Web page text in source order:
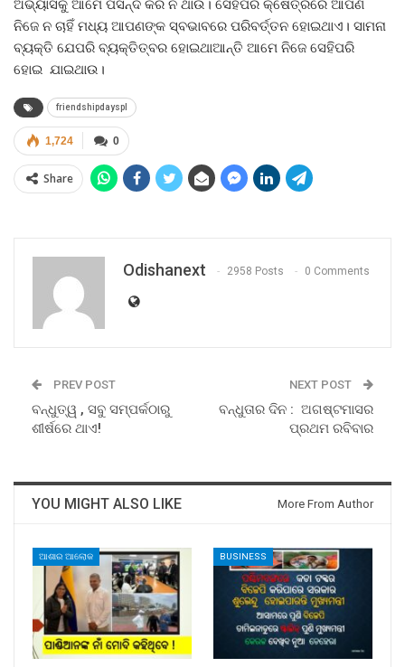
ନିଜେ ନ ଚାହିଁ ମଧ୍ୟ ଆପଣଙ୍କ ସ୍ବଭାବରେ ପରିବର୍ତ୍ତନ ହୋଇଥାଏ। ସାମନା
ବ୍ୟକ୍ତି ଯେପରି ବ୍ୟକ୍ତିତ୍ବର ହୋଇଥାଆନ୍ତି ଆମେ ନିଜେ ସେହିପରି
ହୋଇ ଯାଇଥାଉ।
friendshipdayspl
0
1,724
Share
Odishanext 2958 Posts 0 Comments
PREV POST
ବନ୍ଧୁତ୍ୱ , ସବୁ ସମ୍ପର୍କଠାରୁ
ଶୀର୍ଷରେ ଥାଏ!
NEXT POST
ବନ୍ଧୁତାର ଦିନ : ଅଗଷ୍ଟମାସର
ପ୍ରଥମ ରବିବାର
YOU MIGHT ALSO LIKE More From Author
ଆଶାର ଆଲୋକ BUSINESS